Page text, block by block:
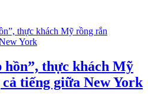
hồn”, thực khách Mỹ
tiếng giữa New York